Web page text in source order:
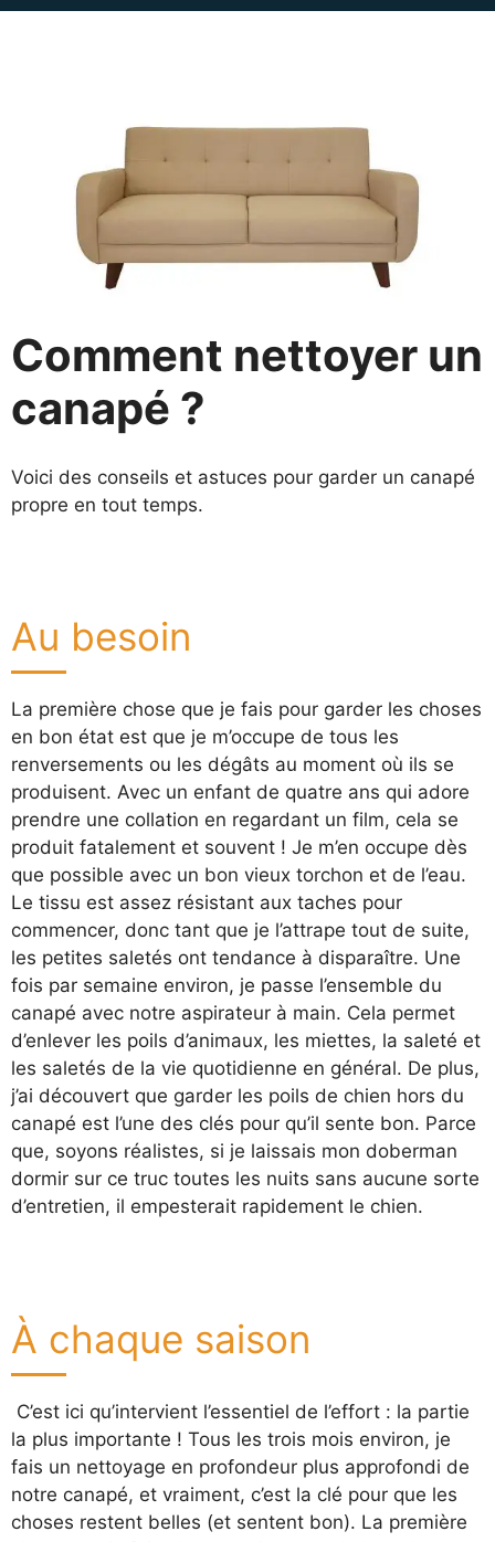
Comment nettoyer un
canapé ?
Voici des conseils et astuces pour garder un canapé
propre en tout temps.
Au besoin
La première chose que je fais pour garder les choses
en bon état est que je m’occupe de tous les
renversements ou les dégâts au moment où ils se
produisent. Avec un enfant de quatre ans qui adore
prendre une collation en regardant un film, cela se
produit fatalement et souvent ! Je m’en occupe dès
que possible avec un bon vieux torchon et de l’eau.
Le tissu est assez résistant aux taches pour
commencer, donc tant que je l’attrape tout de suite,
les petites saletés ont tendance à disparaître. Une
fois par semaine environ, je passe l’ensemble du
canapé avec notre aspirateur à main. Cela permet
d’enlever les poils d’animaux, les miettes, la saleté et
les saletés de la vie quotidienne en général. De plus,
j’ai découvert que garder les poils de chien hors du
canapé est l’une des clés pour qu’il sente bon. Parce
que, soyons réalistes, si je laissais mon doberman
dormir sur ce truc toutes les nuits sans aucune sorte
d’entretien, il empesterait rapidement le chien.
À chaque saison
C’est ici qu’intervient l’essentiel de l’effort : la partie
la plus importante ! Tous les trois mois environ, je
fais un nettoyage en profondeur plus approfondi de
notre canapé, et vraiment, c’est la clé pour que les
choses restent belles (et sentent bon). La première